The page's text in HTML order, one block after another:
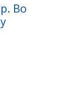
Во